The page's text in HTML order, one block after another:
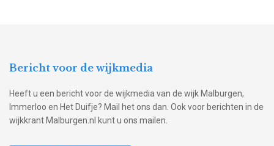
Bericht voor de wijkmedia
Heeft u een bericht voor de wijkmedia van de wijk Malburgen,
Immerloo en Het Duifje? Mail het ons dan. Ook voor berichten in de
wijkkrant Malburgen.nl kunt u ons mailen.